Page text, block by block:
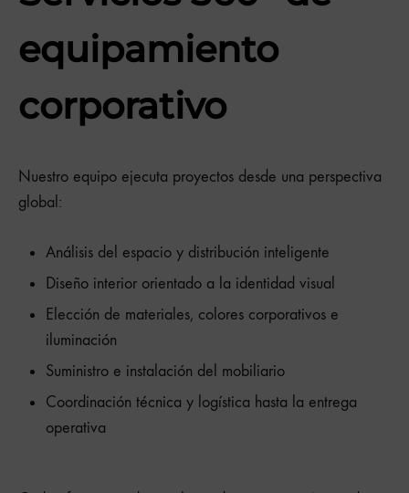
equipamiento
corporativo
Nuestro equipo ejecuta proyectos desde una perspectiva
global:
Análisis del espacio y distribución inteligente
Diseño interior orientado a la identidad visual
Elección de materiales, colores corporativos e
iluminación
Suministro e instalación del mobiliario
Coordinación técnica y logística hasta la entrega
operativa